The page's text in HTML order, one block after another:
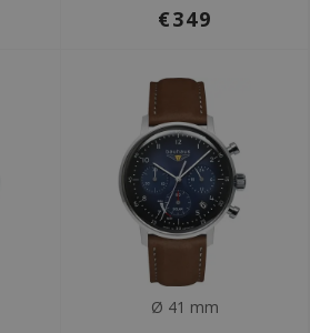
€349
Ø 41 mm